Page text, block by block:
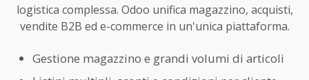
logistica complessa. Odoo unifica magazzino, acquisti,
vendite B2B ed e-commerce in un'unica piattaforma.
Gestione magazzino e grandi volumi di articoli